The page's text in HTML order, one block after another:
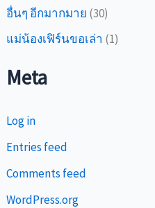
อื่นๆ อีกมากมาย (30)
แม่น้องเฟิร์นขอเล่า (1)
Meta
Log in
Entries feed
Comments feed
WordPress.org